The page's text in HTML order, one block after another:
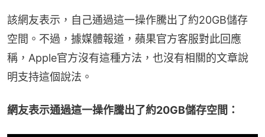
該網友表示，自己通過這一操作騰出了約20GB儲存
空間。不過，據媒體報道，蘋果官方客服對此回應
稱，Apple官方沒有這種方法，也沒有相關的文章說
明支持這個說法。
網友表示通過這一操作騰出了約20GB儲存空間：